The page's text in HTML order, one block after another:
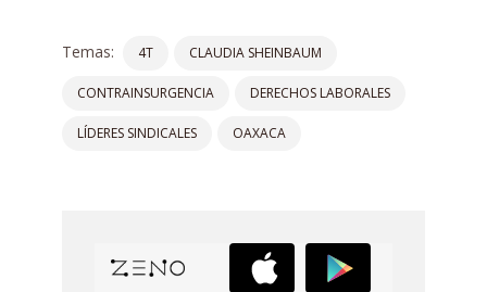
Temas: 4T CLAUDIA SHEINBAUM
CONTRAINSURGENCIA DERECHOS LABORALES
LÍDERES SINDICALES OAXACA